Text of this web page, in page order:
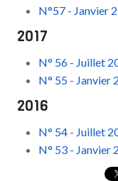
N°57 - Janvier
2017
N° 56 - Juillet
N° 55 - Janvier
2016
N° 54 - Juillet
N° 53 - Janvier